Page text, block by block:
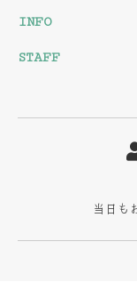
INFO
STAFF
当日も